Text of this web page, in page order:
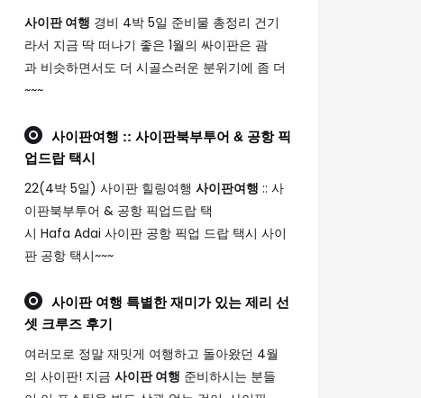
사이판 여행 경비 4박 5일 준비물 총정리 건기
라서 지금 딱 떠나기 좋은 1월의 싸이판은 괌
과 비슷하면서도 더 시골스러운 분위기에 좀 더
~~~
사이판여행 :: 사이판북부투어 & 공항 픽
업드랍 택시
22(4박 5일) 사이판 힐링여행 사이판여행 :: 사
이판북부투어 & 공항 픽업드랍 택
시 Hafa Adai 사이판 공항 픽업 드랍 택시 사이
판 공항 택시~~~
사이판 여행 특별한 재미가 있는 제리 선
셋 크루즈 후기
여러모로 정말 재밋게 여행하고 돌아왔던 4월
의 사이판! 지금 사이판 여행 준비하시는 분들